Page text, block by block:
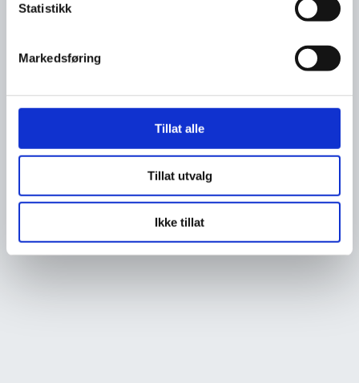
Statistikk
Markedsføring
Tillat alle
Tillat utvalg
Ikke tillat